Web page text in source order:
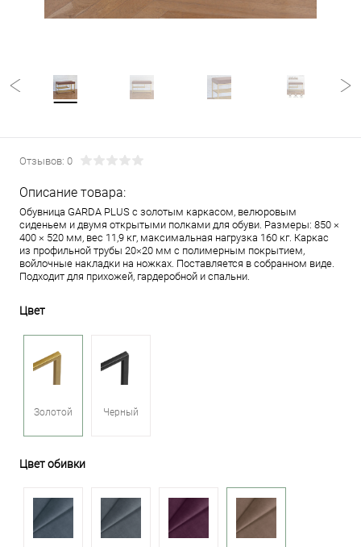
Отзывов: 0
Описание товара:
Обувница GARDA PLUS с золотым каркасом, велюровым
сиденьем и двумя открытыми полками для обуви. Размеры: 850 ×
400 × 520 мм, вес 11,9 кг, максимальная нагрузка 160 кг. Каркас
из профильной трубы 20×20 мм с полимерным покрытием,
войлочные накладки на ножках. Поставляется в собранном виде.
Подходит для прихожей, гардеробной и спальни.
Цвет
Золотой Черный
Цвет обивки